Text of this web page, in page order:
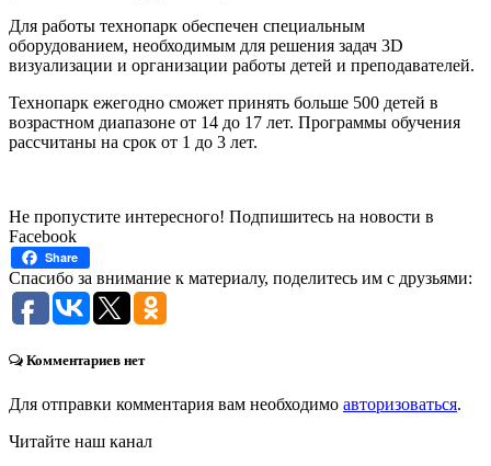
Для работы технопарк обеспечен специальным
оборудованием, необходимым для решения задач 3D
визуализации и организации работы детей и преподавателей.
Технопарк ежегодно сможет принять больше 500 детей в
возрастном диапазоне от 14 до 17 лет. Программы обучения
рассчитаны на срок от 1 до 3 лет.
Не пропустите интересного! Подпишитесь на новости в
Facebook
Share
Спасибо за внимание к материалу, поделитесь им с друзьями:
Комментариев нет
Для отправки комментария вам необходимо авторизоваться.
Читайте наш канал